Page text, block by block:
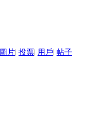
圖片| 投票| 用戶| 帖子